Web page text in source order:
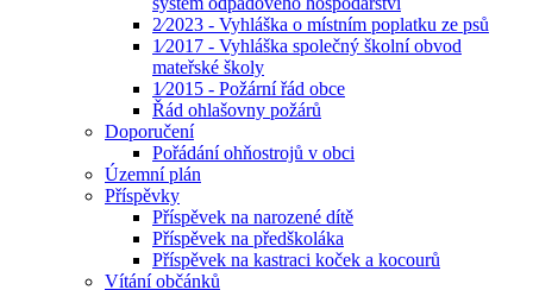
2⁄2023 - Vyhláška o místním poplatku ze psů
1⁄2017 - Vyhláška společný školní obvod
mateřské školy
1⁄2015 - Požární řád obce
Řád ohlašovny požárů
Doporučení
Pořádání ohňostrojů v obci
Územní plán
Příspěvky
Příspěvek na narozené dítě
Příspěvek na předškoláka
Příspěvek na kastraci koček a kocourů
Vítání občánků